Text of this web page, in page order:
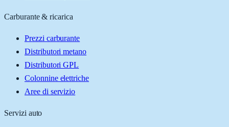
Carburante & ricarica
Prezzi carburante
Distributori metano
Distributori GPL
Colonnine elettriche
Aree di servizio
Servizi auto